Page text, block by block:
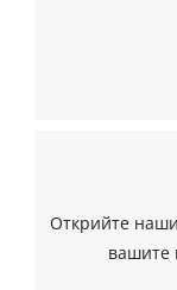
Открийте
вашите